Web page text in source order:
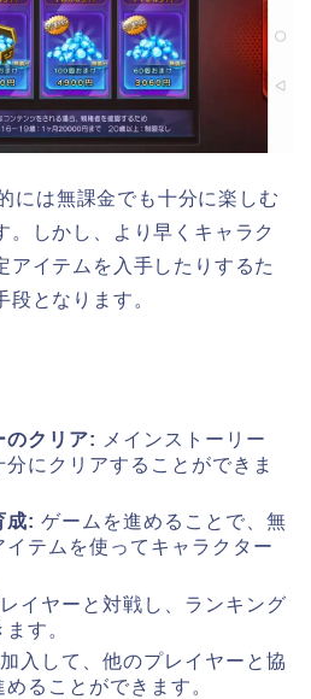
には無課金でも十分に楽しむ
。しかし、より早くキャラク
アイテムを入手したりするた
となります。
のクリア:
メインストーリー
にクリアすることができま
成: ゲームを進めることで、無
テムを使ってキャラクター
イヤーと対戦し、ランキング
す。
入して、他のプレイヤーと協
ることができます。